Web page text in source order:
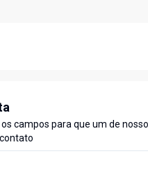
campos para que um de